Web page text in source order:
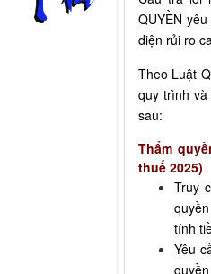
QUYỀN
diện rủi ro
Theo Luật
quy trình
sau:
Thẩm
thuế 2025)
Truy
tính
Yêu